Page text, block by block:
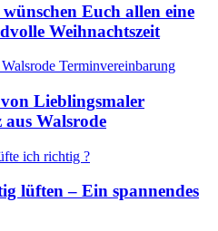
Euch allen eine
Weihnachtszeit
Lieblingsmaler
Walsrode
lüften – Ein spannendes